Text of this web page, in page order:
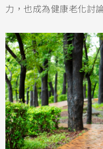
力，也成為健康老化討